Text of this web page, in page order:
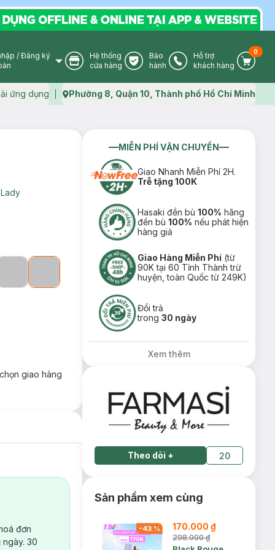
User Icon
/ Đăng ký
Store Icon
Hệ thống
cửa hàng
Warranty Icon
Bảo
hành
Phone Icon
Hỗ trợ
khách hàng
Cart
0
ứng dụng Map icon
Phường 8, Quận 10, Thành phố Hồ Chí Minh
giao hàng
đơn
30
MIỄN PHÍ VẬN CHUYỂN
Giao Nhanh Miễn Phí 2H.
Trễ tặng 100K
Hasaki đền bù100% hãng
đền bù100% nếu phát hiện
hàng giả
Giao Hàng Miễn Phí (từ
90K tại 60 Tỉnh Thành trừ
huyện, toàn Quốc từ 249K)
Đổi trả
trong30 ngày
Xem thêm
Theo dõi + 20
Sản phẩm xem cùng
-43% 170.000 ₫
298.000 ₫